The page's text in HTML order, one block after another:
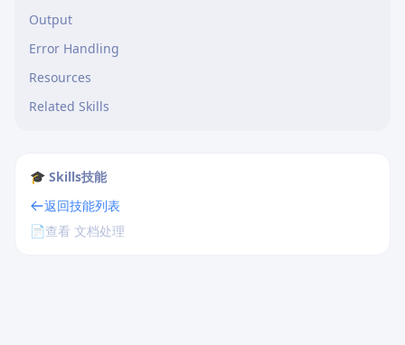
Output
Error Handling
Resources
Related Skills
🎓 Skills技能
返回技能列表
📄查看 文档处理